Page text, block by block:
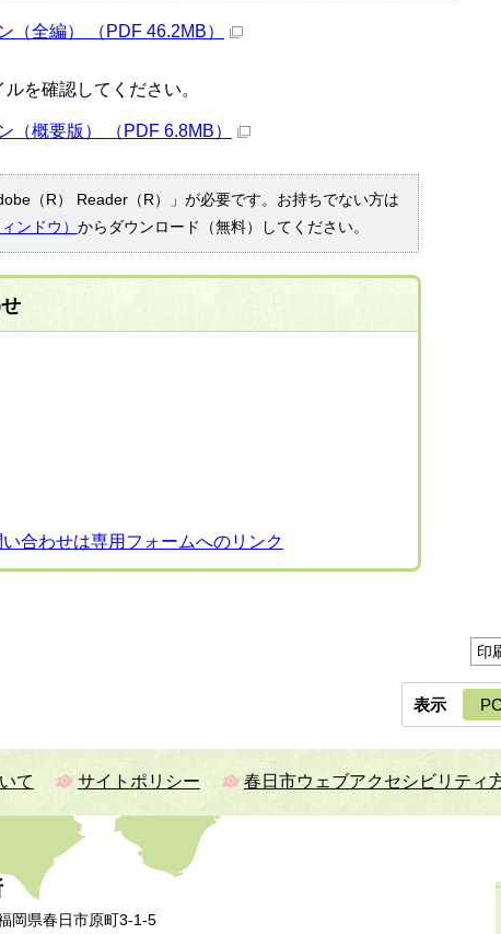
（全編） （PDF 46.2MB）
を確認してください。
（概要版） （PDF 6.8MB）
（R） Reader（R）」が必要です。お持ちでない方は
ンドウ） からダウンロード（無料）してください。
合わせは専用フォームへのリンク
印
表示 PC
て サイトポリシー 春日市ウェブアクセシビリティ
岡県春日市原町3-1-5